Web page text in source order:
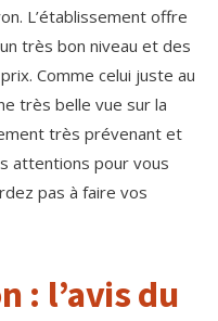
L’établissement offre
très bon niveau et des
Comme celui juste au
très belle vue sur la
très prévenant et
attentions pour vous
pas à faire vos
: l’avis du